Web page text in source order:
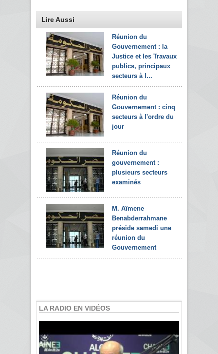
Lire Aussi
Réunion du
Gouvernement : la
Justice et les Travaux
publics, principaux
secteurs à l...
Réunion du
Gouvernement : cinq
secteurs à l'ordre du
jour
Réunion du
gouvernement :
plusieurs secteurs
examinés
M. Aïmene
Benabderrahmane
préside samedi une
réunion du
Gouvernement
LA RADIO EN VIDÉOS